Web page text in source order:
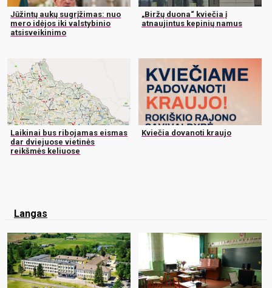
Jūžintų aukų sugrįžimas: nuo
mero idėjos iki valstybinio
atsisveikinimo
„Biržų duona“ kviečia į
atnaujintus kepinių namus
Laikinai bus ribojamas eismas
dar dviejuose vietinės
reikšmės keliuose
Kviečia dovanoti kraujo
Langas